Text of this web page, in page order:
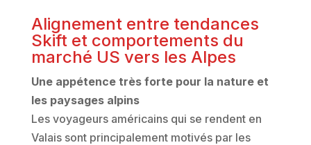
Alignement entre tendances
Skift et comportements du
marché US vers les Alpes
Une appétence très forte pour la nature et
les paysages alpins
Les voyageurs américains qui se rendent en
Valais sont principalement motivés par les